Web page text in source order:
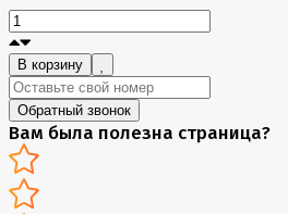
В корзину
Обратный звонок
Вам была полезна страница?